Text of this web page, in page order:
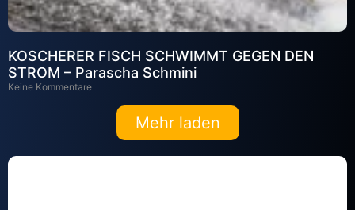
KOSCHERER FISCH SCHWIMMT GEGEN DEN
STROM – Parascha Schmini
Keine Kommentare
Mehr laden